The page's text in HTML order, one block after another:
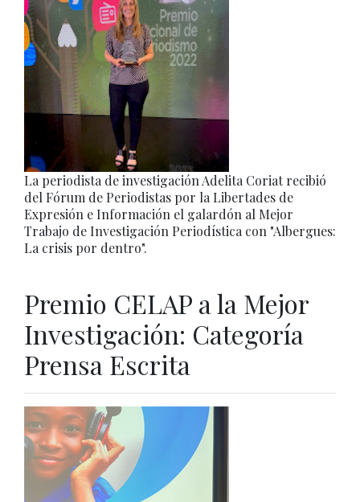
La periodista de investigación Adelita Coriat recibió
del Fórum de Periodistas por la Libertades de
Expresión e Información el galardón al Mejor
Trabajo de Investigación Periodística con "Albergues:
La crisis por dentro".
Premio CELAP a la Mejor
Investigación: Categoría
Prensa Escrita